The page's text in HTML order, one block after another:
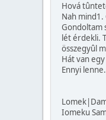
Hová
Nah
Gondoltam
lét érdekli.
összegyûl
Hát van
Ennyi
Iomeku